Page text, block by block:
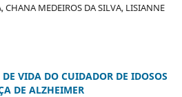
CHANA MEDEIROS DA SILVA, LISIANNE
DE VIDA DO CUIDADOR DE IDOSOS
DE ALZHEIMER